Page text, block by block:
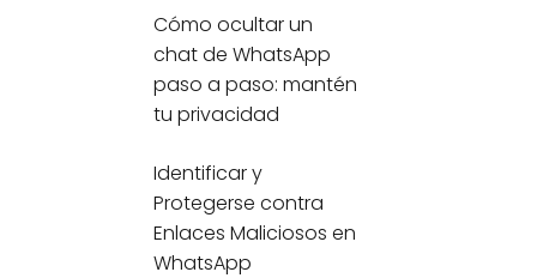
Cómo ocultar un
chat de WhatsApp
paso a paso: mantén
tu privacidad
Identificar y
Protegerse contra
Enlaces Maliciosos en
WhatsApp